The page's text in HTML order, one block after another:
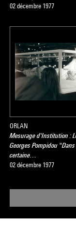
02 décembre 1977
ORLAN
Mesurage d'Institution :
Georges Pompidou
certaine…
02 décembre 1977